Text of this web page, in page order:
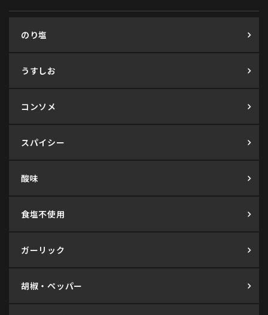
のり塩
うすしお
コンソメ
スパイシー
酸味
食塩不使用
ガーリック
胡椒・ペッパー